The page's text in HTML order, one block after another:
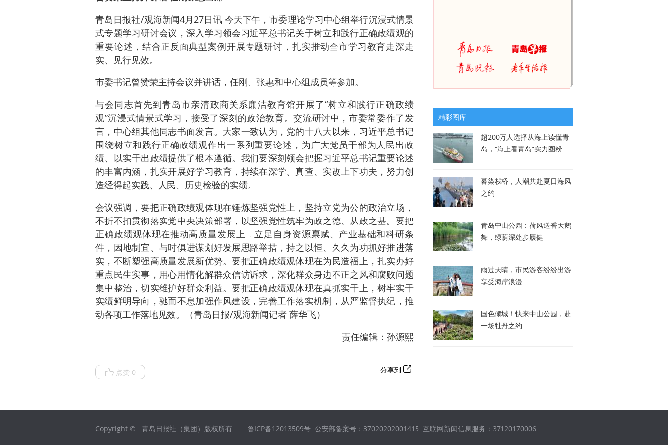
青岛日报社/观海新闻4月27日讯 今天下午，市委理论学习中心组举行沉浸式情景
式专题学习研讨会议，深入学习领会习近平总书记关于树立和践行正确政绩观的
重要论述，结合正反面典型案例开展专题研讨，扎实推动全市学习教育走深走
实、见行见效。
市委书记曾赞荣主持会议并讲话，任刚、张惠和中心组成员等参加。
与会同志首先到青岛市亲清政商关系廉洁教育馆开展了“树立和践行正确政绩
观”沉浸式情景式学习，接受了深刻的政治教育。交流研讨中，市委常委作了发
言，中心组其他同志书面发言。大家一致认为，党的十八大以来，习近平总书记
围绕树立和践行正确政绩观作出一系列重要论述，为广大党员干部为人民出政
绩、以实干出政绩提供了根本遵循。我们要深刻领会把握习近平总书记重要论述
的丰富内涵，扎实开展好学习教育，持续在深学、真查、实改上下功夫，努力创
造经得起实践、人民、历史检验的实绩。
会议强调，要把正确政绩观体现在锤炼坚强党性上，坚持立党为公的政治立场，
不折不扣贯彻落实党中央决策部署，以坚强党性筑牢为政之德、从政之基。要把
正确政绩观体现在推动高质量发展上，立足自身资源禀赋、产业基础和科研条
件，因地制宜、与时俱进谋划好发展思路举措，持之以恒、久久为功抓好推进落
实，不断塑强高质量发展新优势。要把正确政绩观体现在为民造福上，扎实办好
重点民生实事，用心用情化解群众信访诉求，深化群众身边不正之风和腐败问题
集中整治，切实维护好群众利益。要把正确政绩观体现在真抓实干上，树牢实干
实绩鲜明导向，驰而不息加强作风建设，完善工作落实机制，从严监督执纪，推
动各项工作落地见效。（青岛日报/观海新闻记者 薛华飞）
责任编辑：孙源熙
点赞 0 分享到
精彩图库
超200万人选择从海上读懂青
岛，“海上看青岛”实力圈粉
暮染栈桥，人潮共赴夏日海风
之约
青岛中山公园：荷风送香天鹅
舞，绿荫深处步履健
雨过天晴，市民游客纷纷出游
享受海岸浪漫
国色倾城！快来中山公园，赴
一场牡丹之约
Copyright © 青岛日报社（集团）版权所有 鲁ICP备12013509号 公安部备案号：37020202001415 互联网新闻信息服务：37120170006